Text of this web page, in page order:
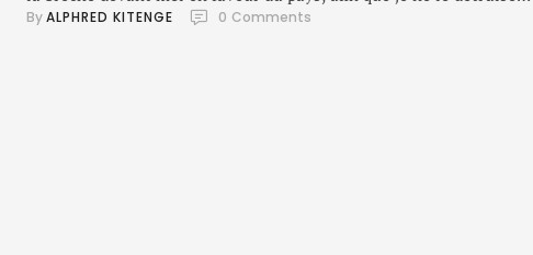
pas ; mais je n’en trouve point. » – Ézéchiel 22:30
By ALPHRED KITENGE 0 Comments